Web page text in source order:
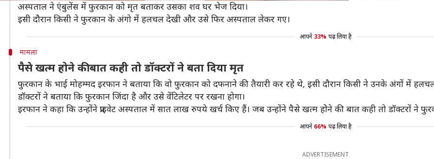
अस्पताल ने एंबुलेंस में फुरकान को मृत बताकर उसका शव घर भेज दिया।
इसी दौरान किसी ने फुरकान के अंगो में हलचल देखी और उसे फिर अस्पताल लेकर गए।
आपने 33% पढ़ लिया है
मामला
पैसे खत्म होने की बात कही तो डॉक्टरों ने बता दिया मृत
फुरकान के भाई मोहम्मद इरफान ने बताया कि वो फुरकान को दफनाने की तैयारी कर रहे थे, इसी दौरान किसी ने उनके अंगों में
डॉक्टरों ने बताया कि फुरकान जिंदा है और उसे वेंटिलेटर पर रखना होगा।
इरफान ने कहा कि उन्होंने प्राइवेट अस्पताल में सात लाख रुपये खर्च किए हैं। जब उन्होंने पैसे खत्म होेने की बात कही तो डॉक्टरों ने
आपने 66% पढ़ लिया है
ADVERTISEMENT